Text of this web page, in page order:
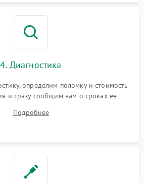
4. Диагностика
определим поломку и стоимость
и сразу сообщим вам о сроках ее
Подробнее